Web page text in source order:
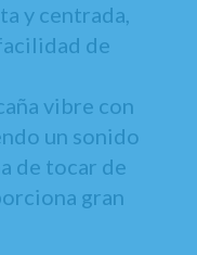
y centrada,
de
vibre con
un sonido
de tocar de
gran